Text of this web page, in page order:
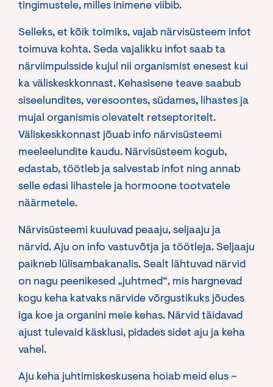
tingimustele, milles inimene viibib.
Selleks, et kõik toimiks, vajab närvisüsteem infot
toimuva kohta. Seda vajalikku infot saab ta
närviimpulsside kujul nii organismist enesest kui
ka väliskeskkonnast. Kehasisene teave saabub
siseelundites, veresoontes, südames, lihastes ja
mujal organismis olevatelt retseptoritelt.
Väliskeskkonnast jõuab info närvisüsteemi
meeleelundite kaudu. Närvisüsteem kogub,
edastab, töötleb ja salvestab infot ning annab
selle edasi lihastele ja hormoone tootvatele
näärmetele.
Närvisüsteemi kuuluvad peaaju, seljaaju ja
närvid. Aju on info vastuvõtja ja töötleja. Seljaaju
paikneb lülisambakanalis. Sealt lähtuvad närvid
on nagu peenikesed „juhtmed“, mis hargnevad
kogu keha katvaks närvide võrgustikuks jõudes
iga koe ja organini meie kehas. Närvid täidavad
ajust tulevaid käsklusi, pidades sidet aju ja keha
vahel.
Aju keha juhtimiskeskusena hoiab meid elus –